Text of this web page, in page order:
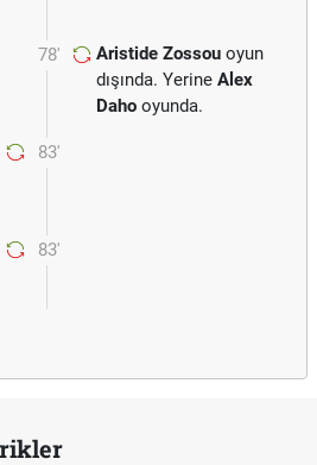
78' Aristide Zossou oyun
dışında. Yerine Alex
Daho oyunda.
83'
83'